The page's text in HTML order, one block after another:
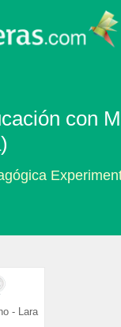
con
- Lara